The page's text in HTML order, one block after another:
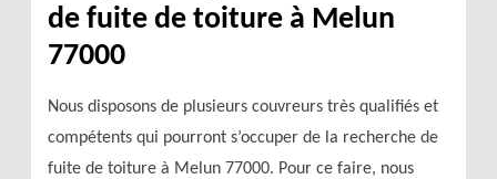
de fuite de toiture à Melun
77000
Nous disposons de plusieurs couvreurs très qualifiés et
compétents qui pourront s’occuper de la recherche de
fuite de toiture à Melun 77000. Pour ce faire, nous